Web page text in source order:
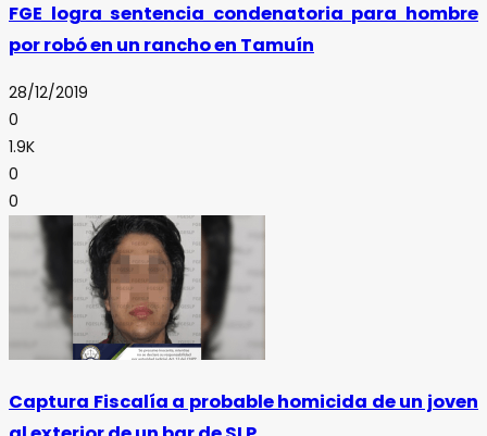
FGE logra sentencia condenatoria para hombre
por robó en un rancho en Tamuín
28/12/2019
0
1.9K
0
0
Captura Fiscalía a probable homicida de un joven